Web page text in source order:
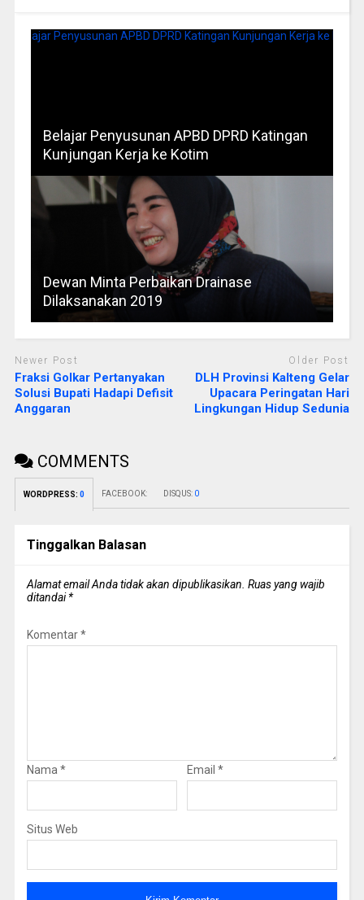
Belajar Penyusunan APBD DPRD Katingan
Kunjungan Kerja ke Kotim
Dewan Minta Perbaikan Drainase
Dilaksanakan 2019
Newer Post
Fraksi Golkar Pertanyakan
Solusi Bupati Hadapi Defisit
Anggaran
Older Post
DLH Provinsi Kalteng Gelar
Upacara Peringatan Hari
Lingkungan Hidup Sedunia
COMMENTS
WORDPRESS: 0 FACEBOOK: DISQUS: 0
Tinggalkan Balasan
Alamat email Anda tidak akan dipublikasikan. Ruas yang wajib
ditandai*
Komentar*
Nama * Email *
Situs Web